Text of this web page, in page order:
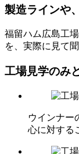
製造ラインや
福留ハム広島工
を、実際に見て
工場見学のみ
ウインナー
心に対する